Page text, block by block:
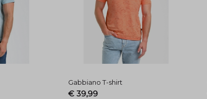
Gabbiano T-shirt
€ 39,99